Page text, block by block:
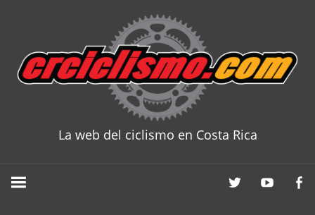
content
La web del ciclismo en Costa Rica